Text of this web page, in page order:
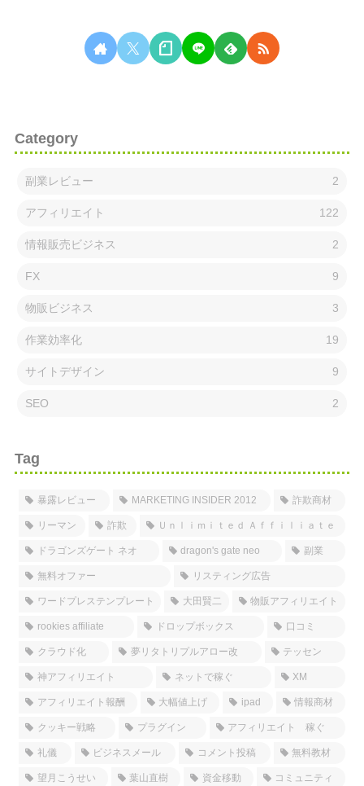
Category
副業レビュー 2
アフィリエイト 122
情報販売ビジネス 2
FX 9
物販ビジネス 3
作業効率化 19
サイトデザイン 9
SEO 2
Tag
暴露レビュー MARKETING INSIDER 2012 詐欺商材
リーマン 詐欺 Ｕｎｌｉｍｉｔｅｄ Ａｆｆｉｌｉａｔｅ
ドラゴンズゲート ネオ dragon's gate neo 副業
無料オファー リスティング広告
ワードプレステンプレート 大田賢二 物販アフィリエイト
rookies affiliate ドロップボックス 口コミ
クラウド化 夢リタトリプルアロー改 テッセン
神アフィリエイト ネットで稼ぐ XM
アフィリエイト報酬 大幅値上げ ipad 情報商材
クッキー戦略 プラグイン アフィリエイト 稼ぐ
礼儀 ビジネスメール コメント投稿 無料教材
望月こうせい 葉山直樹 資金移動 コミュニティ